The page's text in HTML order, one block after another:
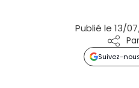
Publié le 13/
Suivez-